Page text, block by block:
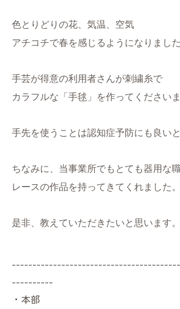
色とりどりの花、気温、空気
アチコチで春を感じるようになりました
手芸が得意の利用者さんが刺繍糸で
カラフルな「手毬」を作ってくださいま
手先を使うことは認知症予防にも良い
ちなみに、当事業所でもとても器用な
レースの作品を持ってきてくれました。
是非、教えていただきたいと思います。
----------
・本部